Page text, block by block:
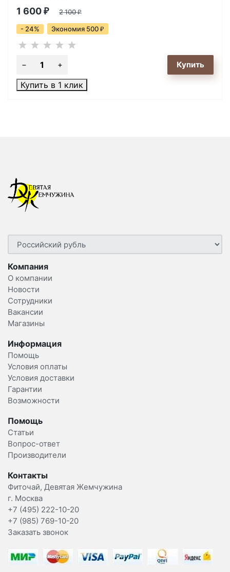
1 600 ₽ 2 100₽
- 24% Экономия 500 ₽
Купить в 1 клик
Компания
О компании
Новости
Сотрудники
Вакансии
Магазины
Информация
Помощь
Условия оплаты
Условия доставки
Гарантии
Возможности
Помощь
Статьи
Вопрос-ответ
Производители
Контакты
Фиточай, Девятая Жемчужина
г. Москва
+7 (495) 222-10-20
+7 (985) 769-10-20
Заказать звонок